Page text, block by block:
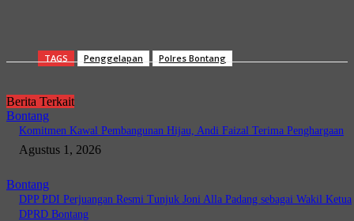
TAGS Penggelapan Polres Bontang
Berita Terkait
Bontang
Komitmen Kawal Pembangunan Hijau, Andi Faizal Terima Penghargaan
Agustus 1, 2026
Bontang
DPP PDI Perjuangan Resmi Tunjuk Joni Alla Padang sebagai Wakil Ketua
DPRD Bontang